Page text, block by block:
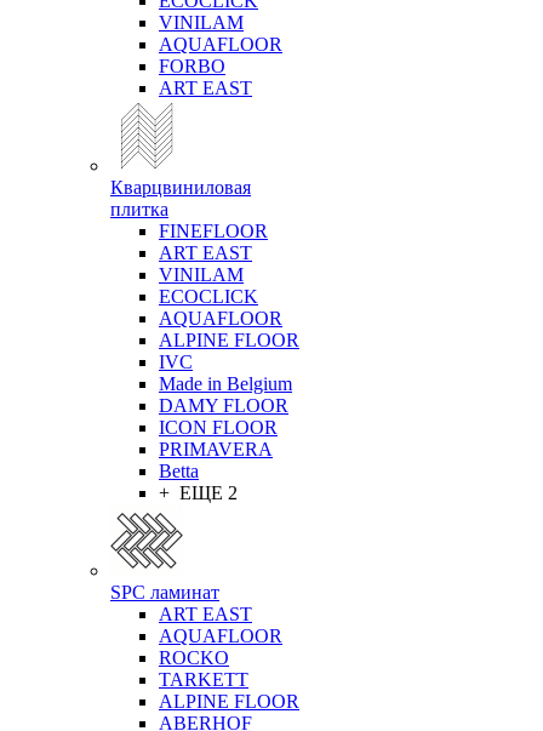
VINILAM
AQUAFLOOR
FORBO
ART EAST
Кварцвиниловая
плитка
FINEFLOOR
ART EAST
VINILAM
ECOCLICK
AQUAFLOOR
ALPINE FLOOR
IVC
Made in Belgium
DAMY FLOOR
ICON FLOOR
PRIMAVERA
Betta
+ ЕЩЕ 2
SPC ламинат
ART EAST
AQUAFLOOR
ROCKO
TARKETT
ALPINE FLOOR
ABERHOF